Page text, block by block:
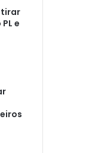
tirar
e